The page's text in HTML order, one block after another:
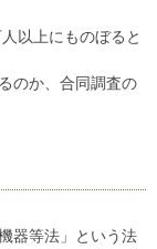
以上にものぼると
のか、合同調査の
器等法」という法